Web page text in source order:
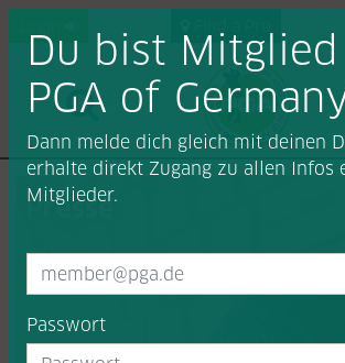
Presse
Du bist
PGA of
Dann melde dich gleich mit deinen
erhalte direkt Zugang zu allen Infos
Mitglieder.
Passwort